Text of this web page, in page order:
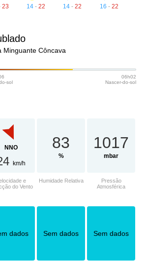
Minguante Côncava
sol
06h02
Nascer-do-sol
23 14- 22 14 -22 16 - 22
NNO
km/h
e
do Vento
83
%
Humidade Relativa
1017
mbar
Pressão
Atmosférica
dados Sem dados Sem dados